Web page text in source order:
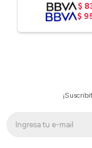
$
$